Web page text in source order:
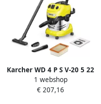
Karcher WD 4 P S V-20 5 22
Nat- en droogstofzuiger
1.628-290.0
1 webshop
€ 207,16